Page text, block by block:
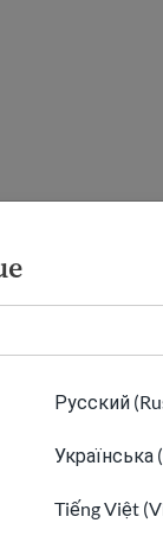
Русский
Українська
Tiếng Việt